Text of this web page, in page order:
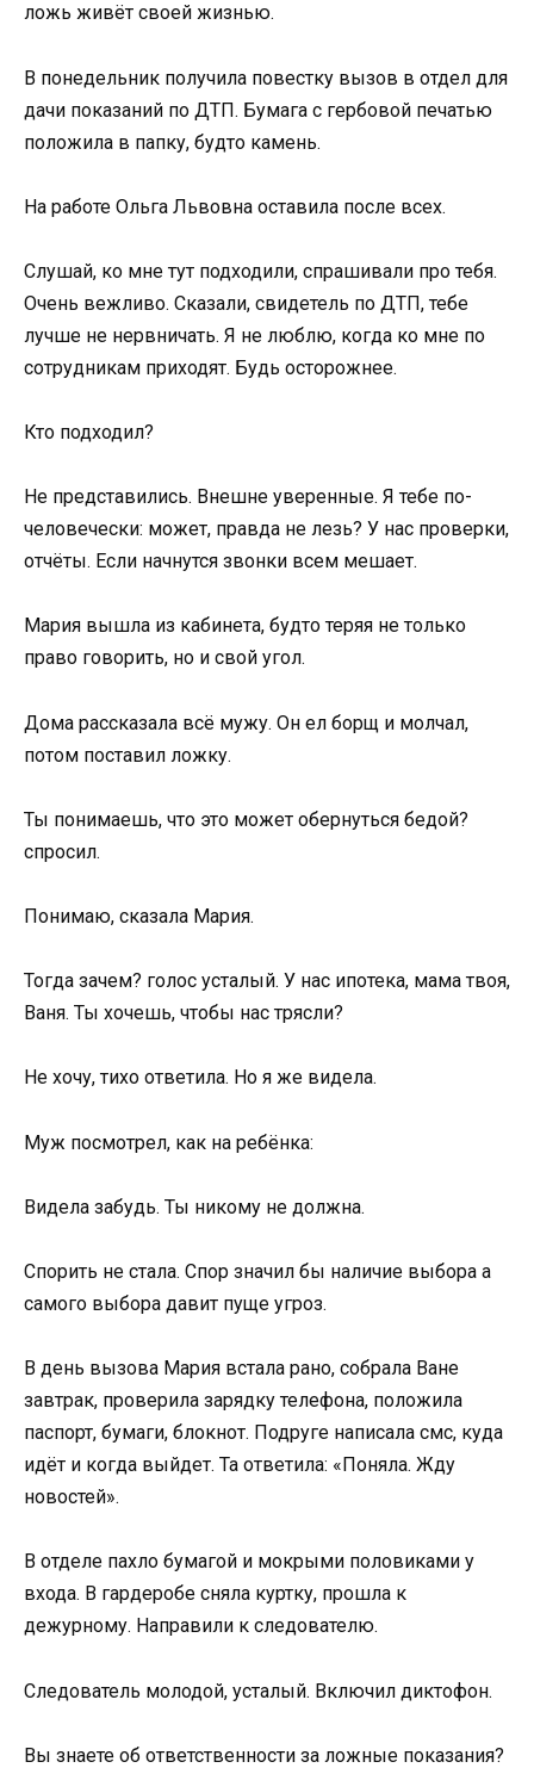
ложь живёт своей жизнью.
В понедельник получила повестку вызов в отдел для
дачи показаний по ДТП. Бумага с гербовой печатью
положила в папку, будто камень.
На работе Ольга Львовна оставила после всех.
Слушай, ко мне тут подходили, спрашивали про тебя.
Очень вежливо. Сказали, свидетель по ДТП, тебе
лучше не нервничать. Я не люблю, когда ко мне по
сотрудникам приходят. Будь осторожнее.
Кто подходил?
Не представились. Внешне уверенные. Я тебе по-
человечески: может, правда не лезь? У нас проверки,
отчёты. Если начнутся звонки всем мешает.
Мария вышла из кабинета, будто теряя не только
право говорить, но и свой угол.
Дома рассказала всё мужу. Он ел борщ и молчал,
потом поставил ложку.
Ты понимаешь, что это может обернуться бедой?
спросил.
Понимаю, сказала Мария.
Тогда зачем? голос усталый. У нас ипотека, мама твоя,
Ваня. Ты хочешь, чтобы нас трясли?
Не хочу, тихо ответила. Но я же видела.
Муж посмотрел, как на ребёнка:
Видела забудь. Ты никому не должна.
Спорить не стала. Спор значил бы наличие выбора а
самого выбора давит пуще угроз.
В день вызова Мария встала рано, собрала Ване
завтрак, проверила зарядку телефона, положила
паспорт, бумаги, блокнот. Подруге написала смс, куда
идёт и когда выйдет. Та ответила: «Поняла. Жду
новостей».
В отделе пахло бумагой и мокрыми половиками у
входа. В гардеробе сняла куртку, прошла к
дежурному. Направили к следователю.
Следователь молодой, усталый. Включил диктофон.
Вы знаете об ответственности за ложные показания?